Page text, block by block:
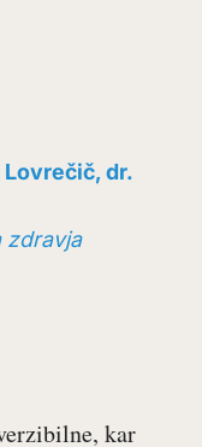
Lovrečič, dr.
zdravja
kar